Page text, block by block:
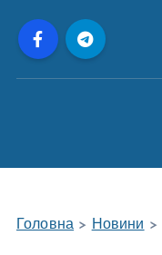
Головна > Новини >